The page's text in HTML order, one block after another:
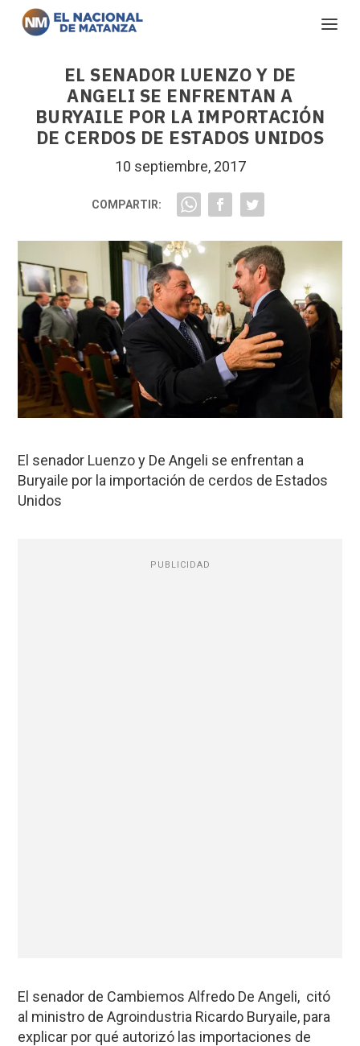
EL SENADOR LUENZO Y DE
ANGELI SE ENFRENTAN A
BURYAILE POR LA IMPORTACIÓN
DE CERDOS DE ESTADOS UNIDOS
10 septiembre, 2017
COMPARTIR:
El senador Luenzo y De Angeli se enfrentan a
Buryaile por la importación de cerdos de Estados
Unidos
PUBLICIDAD
El senador de Cambiemos Alfredo De Angeli, citó
al ministro de Agroindustria Ricardo Buryaile, para
explicar por qué autorizó las importaciones de